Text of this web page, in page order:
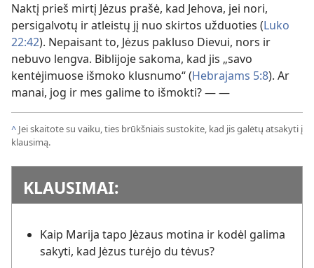
Naktį prieš mirtį Jėzus prašė, kad Jehova, jei nori,
persigalvotų ir atleistų jį nuo skirtos užduoties (Luko
22:42). Nepaisant to, Jėzus pakluso Dievui, nors ir
nebuvo lengva. Biblijoje sakoma, kad jis „savo
kentėjimuose išmoko klusnumo“ (Hebrajams 5:8). Ar
manai, jog ir mes galime to išmokti? — —
^ Jei skaitote su vaiku, ties brūkšniais sustokite, kad jis galėtų atsakyti į
klausimą.
KLAUSIMAI:
Kaip Marija tapo Jėzaus motina ir kodėl galima
sakyti, kad Jėzus turėjo du tėvus?